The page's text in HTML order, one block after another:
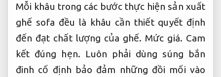
Mỗi khâu trong các bước thực hiện sản xuất
ghế sofa đều là khâu cần thiết quyết định
đến đạt chất lượng của ghế. Mức giá. Cam
kết đúng hẹn. Luôn phải dùng súng bắn
đinh cố định bảo đảm những đồi mối vào